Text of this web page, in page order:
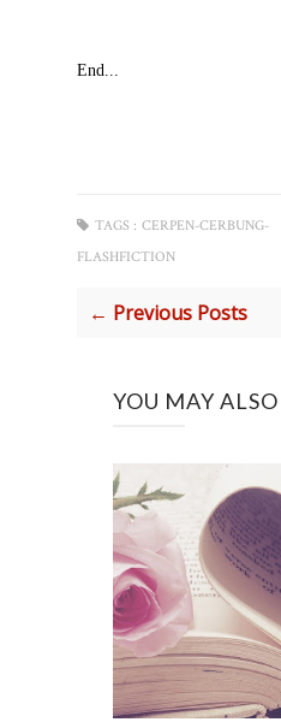
End...
TAGS : CERPEN-CERBUNG-
FLASHFICTION
← Previous Posts
YOU MAY